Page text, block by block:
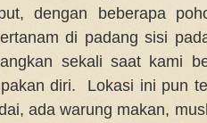
dengan beberapa
di padang sisi
sekali saat kami
diri. Lokasi ini pun
ada warung makan,